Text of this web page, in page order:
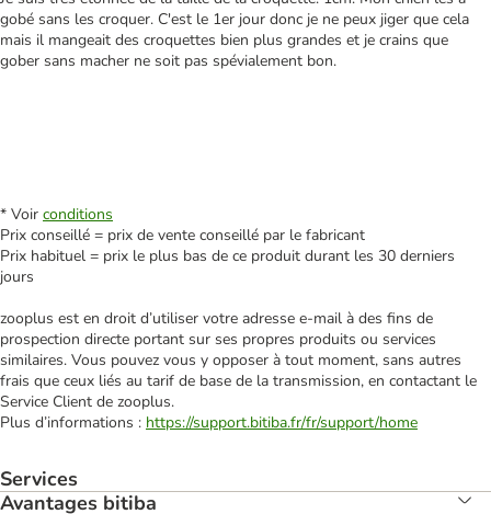
gobé sans les croquer. C'est le 1er jour donc je ne peux jiger que cela
mais il mangeait des croquettes bien plus grandes et je crains que
gober sans macher ne soit pas spévialement bon.
* Voir conditions
Prix conseillé = prix de vente conseillé par le fabricant
Prix habituel = prix le plus bas de ce produit durant les 30 derniers
jours
zooplus est en droit d’utiliser votre adresse e‑mail à des fins de
prospection directe portant sur ses propres produits ou services
similaires. Vous pouvez vous y opposer à tout moment, sans autres
frais que ceux liés au tarif de base de la transmission, en contactant le
Service Client de zooplus.
Plus d’informations : https://support.bitiba.fr/fr/support/home
Services
Avantages bitiba